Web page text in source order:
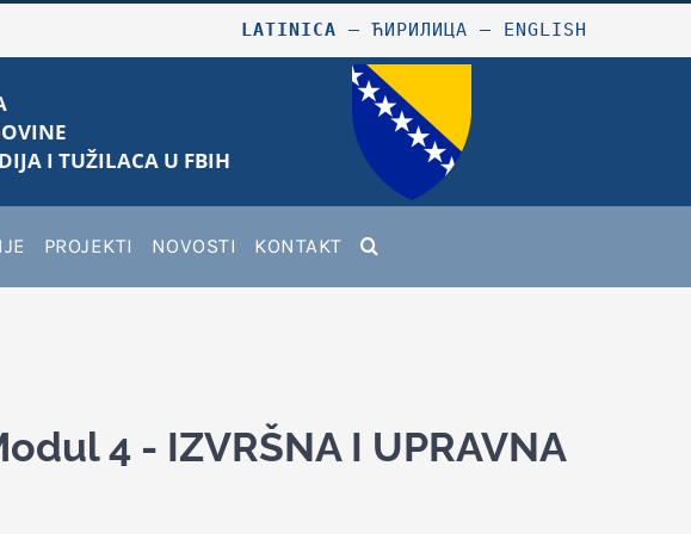
LATINICA –ЋИРИЛИЦА – ENGLISH
I TUŽILACA U FBIH
PROJEKTI NOVOSTI KONTAKT
4 - IZVRŠNA I UPRAVNA